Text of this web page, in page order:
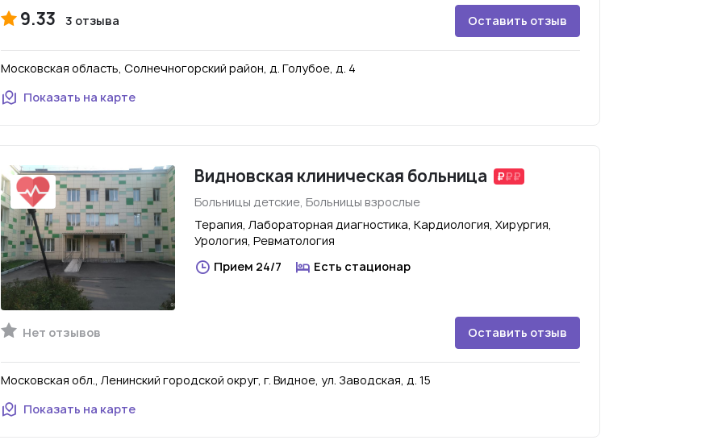
9.33 3 отзыва Оставить отзыв
Московская область, Солнечногорский район, д. Голубое, д. 4
Показать на карте
Видновская клиническая больница
Больницы детские, Больницы взрослые
Терапия, Лабораторная диагностика, Кардиология, Хирургия,
Урология, Ревматология
Прием 24/7
Есть стационар
Нет отзывов Оставить отзыв
Московская обл., Ленинский городской округ, г. Видное, ул. Заводская, д. 15
Показать на карте